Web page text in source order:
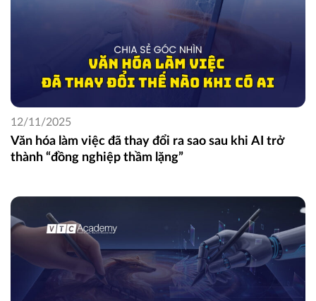
Văn hóa làm việc đã thay đổi ra sao sau khi AI trở
thành “đồng nghiệp thầm lặng”
12/11/2025